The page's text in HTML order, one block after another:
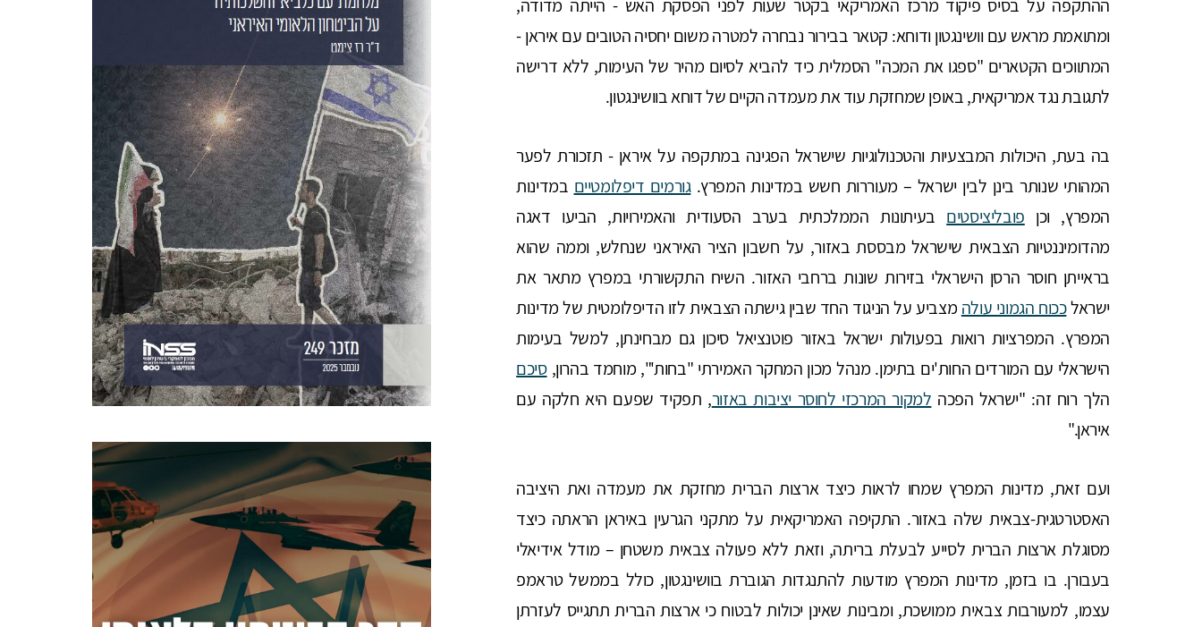
ההתקפה על בסיס פיקוד מרכז האמריקאי בקטר שעות לפני הפסקת האש - הייתה מדודה,
ומתואמת מראש עם וושינגטון ודוחא: קטאר בבירור נבחרה למטרה משום יחסיה הטובים עם איראן -
המתווכים הקטארים "ספגו את המכה" הסמלית כיד להביא לסיום מהיר של העימות, ללא דרישה
לתגובת נגד אמריקאית, באופן שמחזקת עוד את מעמדה הקיים של דוחא בוושינגטון.
בה בעת, היכולות המבצעיות והטכנולוגיות שישראל הפגינה במתקפה על איראן - תזכורת לפער
המהותי שנותר בינן לבין ישראל – מעוררות חשש במדינות המפרץ.גורמים דיפלומטיים במדינות
המפרץ, וכן פובליציסטים בעיתונות הממלכתית בערב הסעודית והאמירויות, הביעו דאגה
מהדומיננטיות הצבאית שישראל מבססת באזור, על חשבון הציר האיראני שנחלש, וממה שהוא
בראייתן חוסר הרסן הישראלי בזירות שונות ברחבי האזור. השיח התקשורתי במפרץ מתאר את
ישראלככוח הגמוני עולה מצביע על הניגוד החד שבין גישתה הצבאית לזו הדיפלומטית של מדינות
המפרץ. המפרציות רואות בפעולות ישראל באזור פוטנציאל סיכון גם מבחינתן, למשל בעימות
הישראלי עם המורדים החות'ים בתימן. מנהל מכון המחקר האמירתי "בחות'", מוחמד בהרון,סיכם
הלך רוח זה: "ישראל הפכה למקור המרכזי לחוסר יציבות באזור, תפקיד שפעם היא חלקה עם
איראן."
ועם זאת, מדינות המפרץ שמחו לראות כיצד ארצות הברית מחזקת את מעמדה ואת היציבה
האסטרטגית-צבאית שלה באזור. התקיפה האמריקאית על מתקני הגרעין באיראן הראתה כיצד
מסוגלת ארצות הברית לסייע לבעלת בריתה, וזאת ללא פעולה צבאית משטחן – מודל אידיאלי
בעבורן. בו בזמן, מדינות המפרץ מודעות להתנגדות הגוברת בוושינגטון, כולל בממשל טראמפ
עצמו, למעורבות צבאית ממושכת, ומבינות שאינן יכולות לבטוח כי ארצות הברית תתגייס לעזרתן